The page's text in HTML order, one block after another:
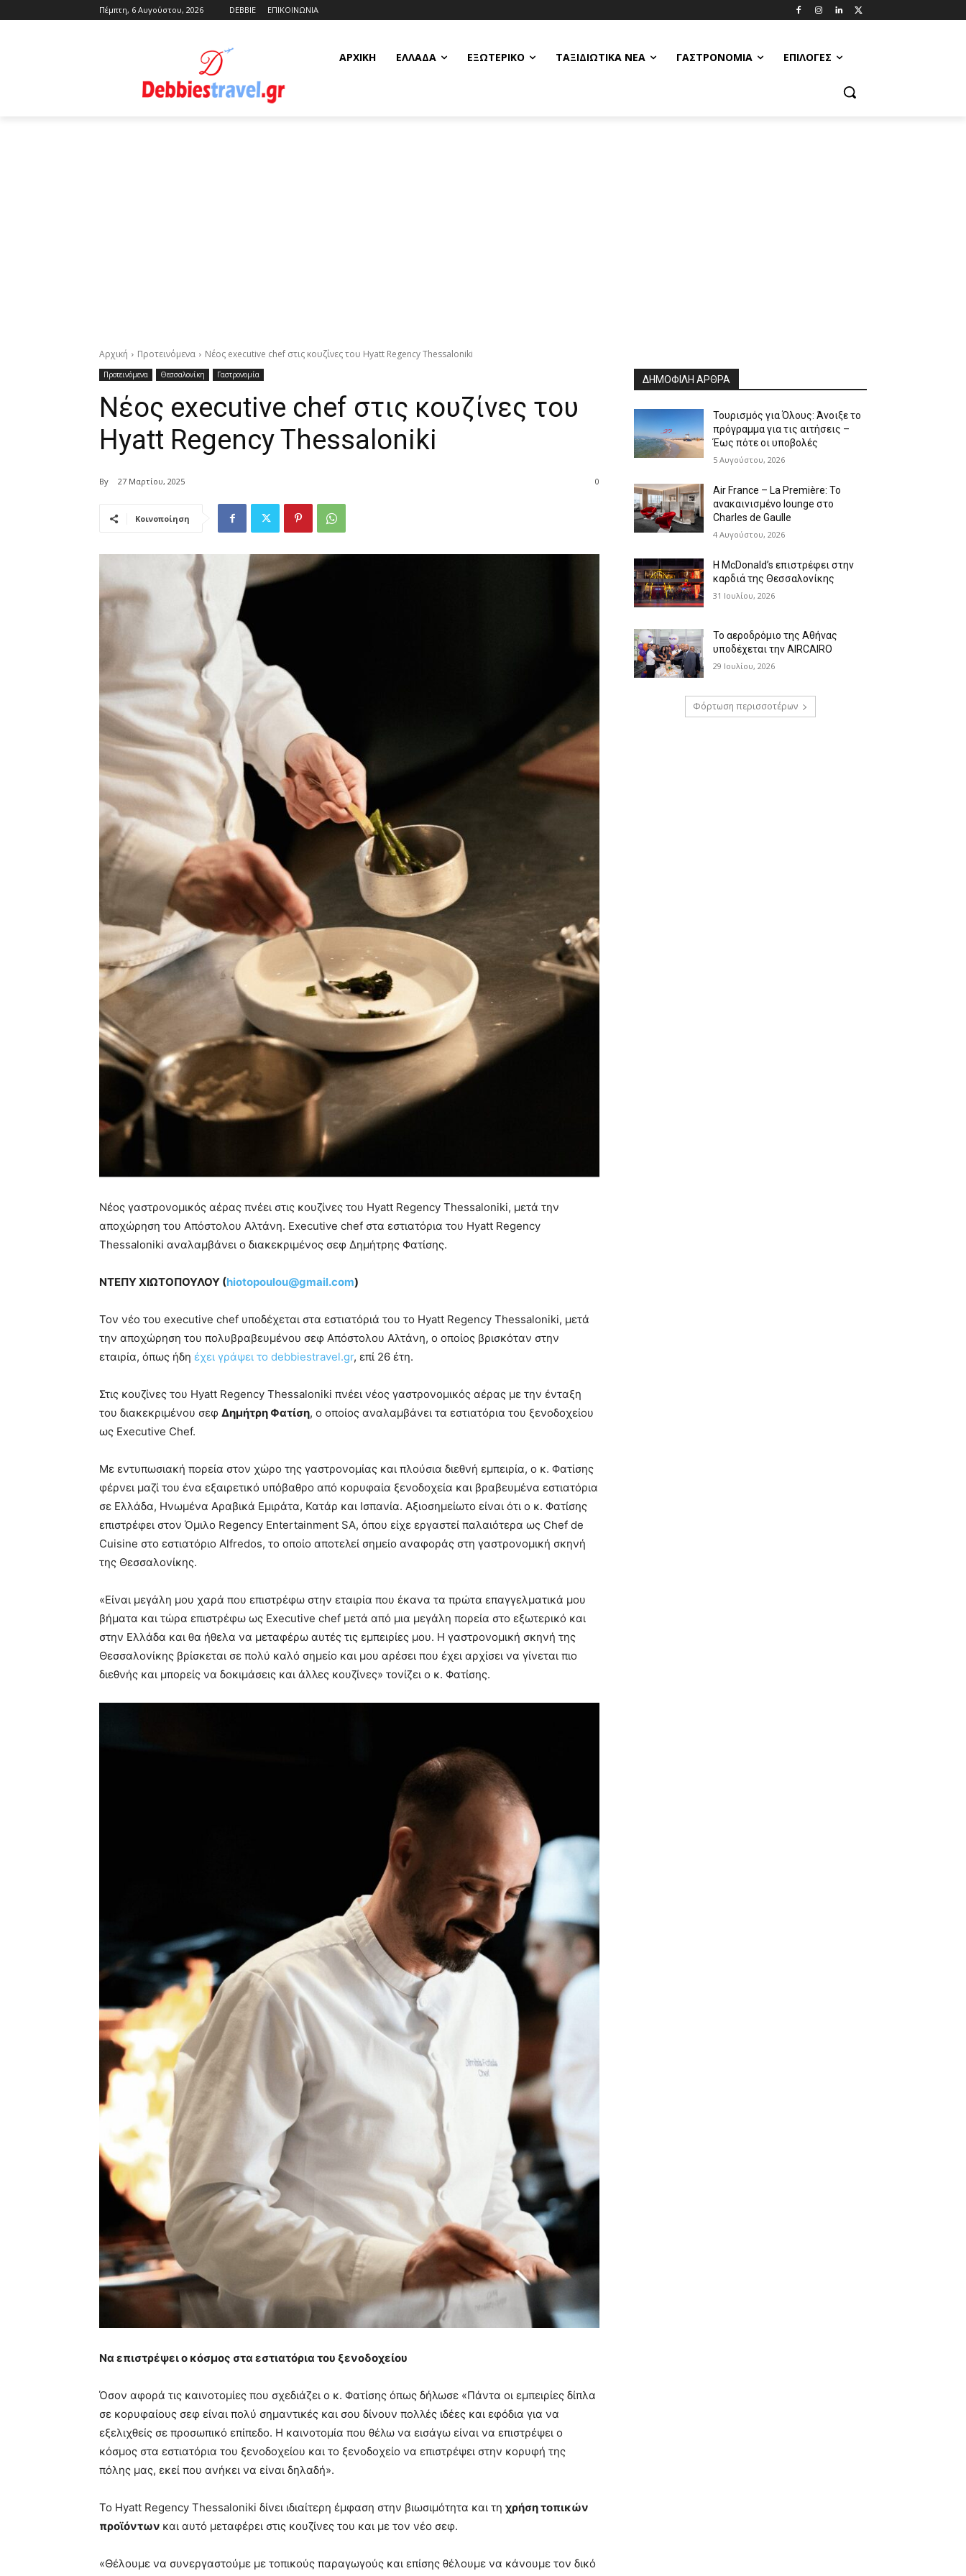
Πέμπτη, 6 Αυγούστου, 2026 DEBBIE ΕΠΙΚΟΙΝΩΝΙΑ
ΑΡΧΙΚΗ ΕΛΛΆΔΑ ΕΞΩΤΕΡΙΚΌ ΤΑΞΙΔΙΩΤΙΚΆ ΝΈΑ ΓΑΣΤΡΟΝΟΜΊΑ ΕΠΙΛΟΓΈΣ
Αρχική Προτεινόμενα Νέος executive chef στις κουζίνες του Hyatt Regency Thessaloniki
Προτεινόμενα Θεσσαλονίκη Γαστρονομία
Νέος executive chef στις κουζίνες του
Hyatt Regency Thessaloniki
By 27 Μαρτίου, 2025 0
Κοινοποίηση
Νέος γαστρονομικός αέρας πνέει στις κουζίνες του Hyatt Regency Thessaloniki, μετά την
αποχώρηση του Απόστολου Αλτάνη. Executive chef στα εστιατόρια του Hyatt Regency
Thessaloniki αναλαμβάνει ο διακεκριμένος σεφ Δημήτρης Φατίσης.
ΝΤΕΠΥ ΧΙΩΤΟΠΟΥΛΟΥ (hiotopoulou@gmail.com)
Τον νέο του executive chef υποδέχεται στα εστιατόριά του το Hyatt Regency Thessaloniki, μετά
την αποχώρηση του πολυβραβευμένου σεφ Απόστολου Αλτάνη, ο οποίος βρισκόταν στην
εταιρία, όπως ήδη έχει γράψει το debbiestravel.gr, επί 26 έτη.
Στις κουζίνες του Hyatt Regency Thessaloniki πνέει νέος γαστρονομικός αέρας με την ένταξη
του διακεκριμένου σεφ Δημήτρη Φατίση, ο οποίος αναλαμβάνει τα εστιατόρια του ξενοδοχείου
ως Executive Chef.
Με εντυπωσιακή πορεία στον χώρο της γαστρονομίας και πλούσια διεθνή εμπειρία, ο κ. Φατίσης
φέρνει μαζί του ένα εξαιρετικό υπόβαθρο από κορυφαία ξενοδοχεία και βραβευμένα εστιατόρια
σε Ελλάδα, Ηνωμένα Αραβικά Εμιράτα, Κατάρ και Ισπανία. Αξιοσημείωτο είναι ότι ο κ. Φατίσης
επιστρέφει στον Όμιλο Regency Entertainment SA, όπου είχε εργαστεί παλαιότερα ως Chef de
Cuisine στο εστιατόριο Alfredos, το οποίο αποτελεί σημείο αναφοράς στη γαστρονομική σκηνή
της Θεσσαλονίκης.
«Είναι μεγάλη μου χαρά που επιστρέφω στην εταιρία που έκανα τα πρώτα επαγγελματικά μου
βήματα και τώρα επιστρέφω ως Executive chef μετά από μια μεγάλη πορεία στο εξωτερικό και
στην Ελλάδα και θα ήθελα να μεταφέρω αυτές τις εμπειρίες μου. Η γαστρονομική σκηνή της
Θεσσαλονίκης βρίσκεται σε πολύ καλό σημείο και μου αρέσει που έχει αρχίσει να γίνεται πιο
διεθνής και μπορείς να δοκιμάσεις και άλλες κουζίνες» τονίζει ο κ. Φατίσης.
Να επιστρέψει ο κόσμος στα εστιατόρια του ξενοδοχείου
Όσον αφορά τις καινοτομίες που σχεδιάζει ο κ. Φατίσης όπως δήλωσε «Πάντα οι εμπειρίες δίπλα
σε κορυφαίους σεφ είναι πολύ σημαντικές και σου δίνουν πολλές ιδέες και εφόδια για να
εξελιχθείς σε προσωπικό επίπεδο. Η καινοτομία που θέλω να εισάγω είναι να επιστρέψει ο
κόσμος στα εστιατόρια του ξενοδοχείου και το ξενοδοχείο να επιστρέψει στην κορυφή της
πόλης μας, εκεί που ανήκει να είναι δηλαδή».
Το Hyatt Regency Thessaloniki δίνει ιδιαίτερη έμφαση στην βιωσιμότητα και τη χρήση τοπικών
προϊόντων και αυτό μεταφέρει στις κουζίνες του και με τον νέο σεφ.
«Θέλουμε να συνεργαστούμε με τοπικούς παραγωγούς και επίσης θέλουμε να κάνουμε τον δικό
ΔΗΜΟΦΙΛΗ ΑΡΘΡΑ
Τουρισμός για Όλους: Άνοιξε το
πρόγραμμα για τις αιτήσεις –
Έως πότε οι υποβολές
5 Αυγούστου, 2026
Air France – La Première: Το
ανακαινισμένο lounge στο
Charles de Gaulle
4 Αυγούστου, 2026
Η McDonald’s επιστρέφει στην
καρδιά της Θεσσαλονίκης
31 Ιουλίου, 2026
Το αεροδρόμιο της Αθήνας
υποδέχεται την AIRCAIRO
29 Ιουλίου, 2026
Φόρτωση περισσοτέρων